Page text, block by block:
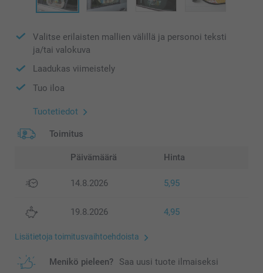
Valitse erilaisten mallien välillä ja personoi teksti
ja/tai valokuva
Laadukas viimeistely
Tuo iloa
Tuotetiedot
Toimitus
Päivämäärä Hinta
14.8.2026 5,95
19.8.2026 4,95
Lisätietoja toimitusvaihtoehdoista
Menikö pieleen? Saa uusi tuote ilmaiseksi